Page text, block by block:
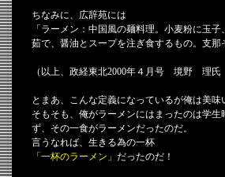
ちなみに、広辞苑には
「ラーメン：中国風の麺料理。小麦粉に玉
茹で、醤油とスープを注ぎ食するもの。支那
（以上、政経東北2000年４月号 境野 理氏
とまあ、こんな定義になっているが俺は美味
そもそも、俺がラーメンにはまったのは学
ず、その一食がラーメンだったのだ。
言うなれば、生きる為の一杯
「一杯のラーメン」 だったのだ！